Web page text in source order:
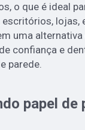
o que é ideal
lojas,
uma
confiança e
parede.
papel de